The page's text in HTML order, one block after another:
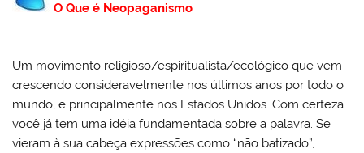
O Que é Neopaganismo
Um movimento religioso/espiritualista/ecológico que vem
crescendo consideravelmente nos últimos anos por todo o
mundo, e principalmente nos Estados Unidos. Com certeza
você já tem uma idéia fundamentada sobre a palavra. Se
vieram à sua cabeça expressões como “não batizado”,